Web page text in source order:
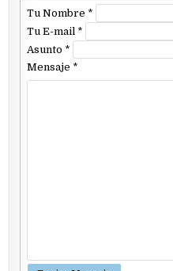
Tu Nombre *
Tu E-mail *
Asunto *
Mensaje *